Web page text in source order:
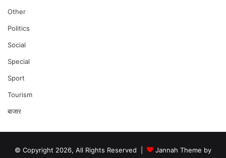
Other
Politics
Social
Special
Sport
Tourism
बाजार
© Copyright 2026, All Rights Reserved | Jannah Theme by